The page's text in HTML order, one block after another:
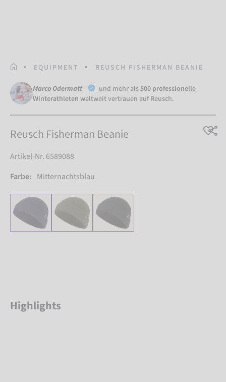
STARTSEITEEQUIPMENT REUSCH FISHERMAN BEANIE
Marco Odermatt und mehr als500 professionelle
Winterathleten weltweit vertrauen auf Reusch.
Reusch Fisherman Beanie
Artikel-Nr. 6589088
Farbe: Mitternachtsblau
Highlights